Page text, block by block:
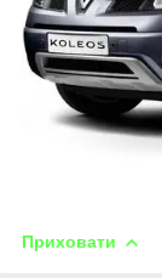
Приховати